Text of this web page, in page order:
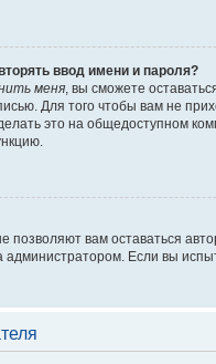
ввод имени и пароля?
меня , вы сможете
Для того чтобы вам не
это на общедоступном
позволяют вам оставаться
администратором. Если вы